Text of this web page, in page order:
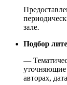
зале.
Подбор
—
уточняющие
авторах,